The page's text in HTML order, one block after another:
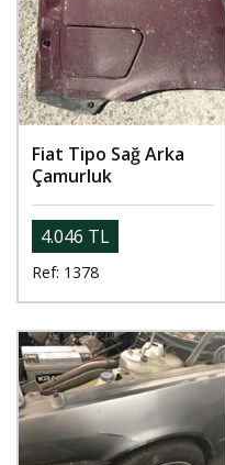
Fiat Tipo Sağ Arka
Çamurluk
4.046 TL
Ref: 1378